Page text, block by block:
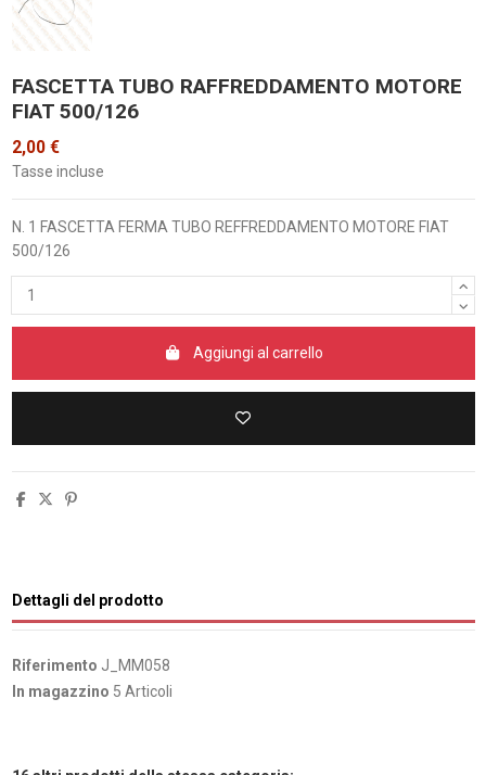
FASCETTA TUBO RAFFREDDAMENTO MOTORE
FIAT 500/126
2,00 €
Tasse incluse
N. 1 FASCETTA FERMA TUBO REFFREDDAMENTO MOTORE FIAT
500/126
Aggiungi al carrello
Dettagli del prodotto
Riferimento J_MM058
In magazzino 5 Articoli